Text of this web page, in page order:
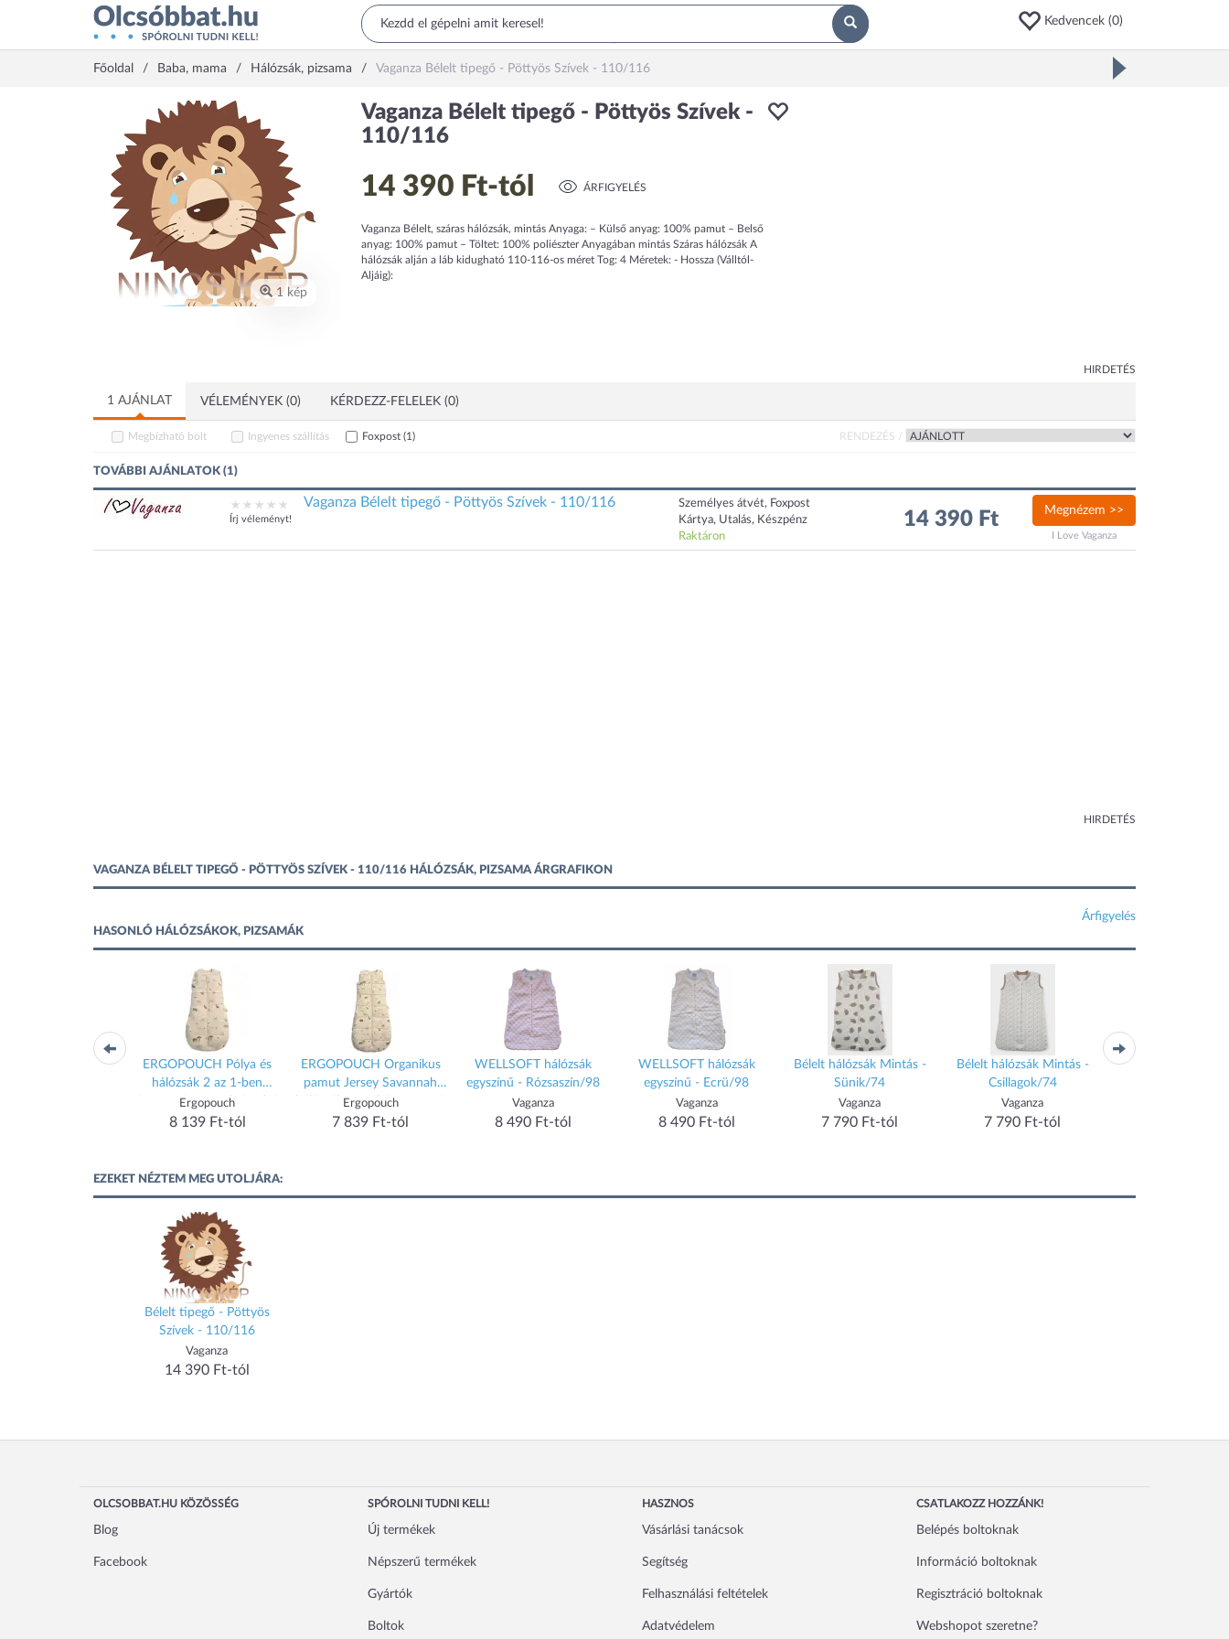
Kedvencek (0)
Főoldal Baba, mama Hálózsák, pizsama Vaganza Bélelt tipegő - Pöttyös Szívek - 110/116
1 kép
Vaganza Bélelt tipegő - Pöttyös Szívek -
110/116
14 390 Ft-tól ÁRFIGYELÉS
Vaganza Bélelt, száras hálózsák, mintás Anyaga: – Külső anyag: 100% pamut – Belső
anyag: 100% pamut – Töltet: 100% poliészter Anyagában mintás Száras hálózsák A
hálózsák alján a láb kidugható 110-116-os méret Tog: 4 Méretek: - Hossza (Válltól-
Aljáig):
HIRDETÉS
1 AJÁNLAT VÉLEMÉNYEK (0) KÉRDEZZ-FELELEK (0)
Megbízható bolt Ingyenes szállítás Foxpost (1) RENDEZÉS /
TOVÁBBI AJÁNLATOK (1)
Írj véleményt!
Vaganza Bélelt tipegő - Pöttyös Szívek - 110/116
Személyes átvét, Foxpost
Kártya, Utalás, Készpénz
Raktáron
14 390 Ft Megnézem >>
I Love Vaganza
HIRDETÉS
VAGANZA BÉLELT TIPEGŐ - PÖTTYÖS SZÍVEK - 110/116 HÁLÓZSÁK, PIZSAMA ÁRGRAFIKON
Árfigyelés
HASONLÓ HÁLÓZSÁKOK, PIZSAMÁK
Pólya és
ERGOPOUCH Pólya és
hálózsák 2 az 1-ben
Cocoon Savannah 0-3 hó,
3-6 kg, 2,5 tog
Ergopouch
8 139 Ft-tól
ERGOPOUCH Organikus
pamut Jersey Savannah
hálózsák 3-12 hónap, 6-10
kg, 2,5 tog
Ergopouch
7 839 Ft-tól
WELLSOFT hálózsák
egyszínű - Rózsaszín/98
Vaganza
8 490 Ft-tól
WELLSOFT hálózsák
egyszínű - Ecrü/98
Vaganza
8 490 Ft-tól
Bélelt hálózsák Mintás -
Sünik/74
Vaganza
7 790 Ft-tól
Bélelt hálózsák Mintás -
Csillagok/74
Vaganza
7 790 Ft-tól
WELLSOFT
EZEKET NÉZTEM MEG UTOLJÁRA:
Bélelt tipegő - Pöttyös
Szívek - 110/116
Vaganza
14 390 Ft-tól
OLCSOBBAT.HU KÖZÖSSÉG
Blog
Facebook
SPÓROLNI TUDNI KELL!
Új termékek
Népszerű termékek
Gyártók
Boltok
HASZNOS
Vásárlási tanácsok
Segítség
Felhasználási feltételek
Adatvédelem
CSATLAKOZZ HOZZÁNK!
Belépés boltoknak
Információ boltoknak
Regisztráció boltoknak
Webshopot szeretne?